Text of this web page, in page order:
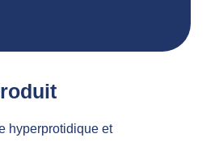
hyperprotidique et